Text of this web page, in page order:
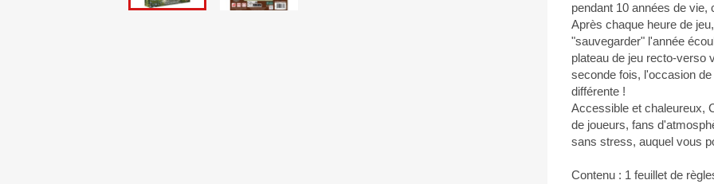
pendant 10 années de vie,
Après chaque heure de
"sauvegarder" l'année
plateau de jeu recto-verso
seconde fois, l'occasion
différente !
Accessible et chaleureux,
de joueurs, fans
sans stress, auquel vous
Contenu : 1 feuillet de